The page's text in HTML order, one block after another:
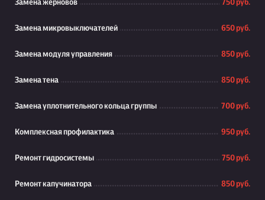
Замена жерновов 750 руб.
Замена микровыключателей 650 руб.
Замена модуля управления 850 руб.
Замена тена 850 руб.
Замена уплотнительного кольца группы 700 руб.
Комплексная профилактика 950 руб.
Ремонт гидросистемы 750 руб.
Ремонт капучинатора 850 руб.